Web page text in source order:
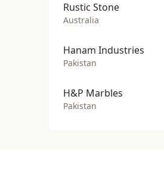
Rustic Stone
Australia
Hanam Industries
Pakistan
H&P Marbles
Pakistan